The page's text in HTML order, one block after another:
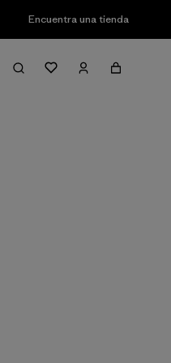
Encuentra una tienda
Filter & Sort